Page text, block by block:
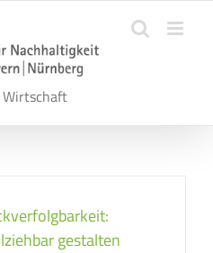
Wirtschaft
gestalten